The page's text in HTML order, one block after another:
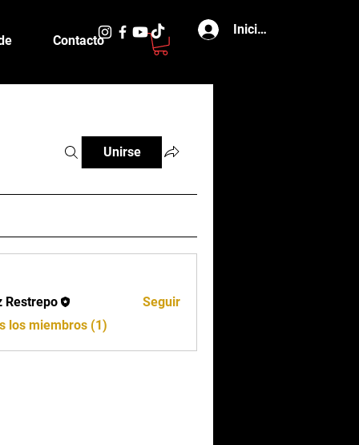
Contacto
Iniciar sesión
Unirse
Restrepo
Seguir
los miembros (1)